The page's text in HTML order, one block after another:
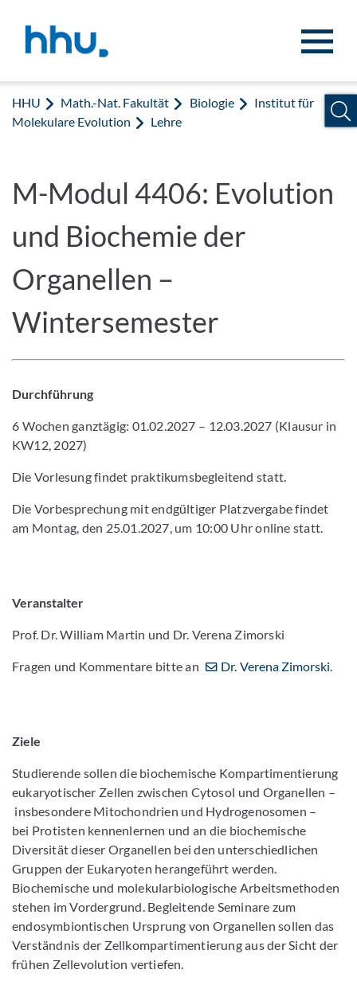
HHU Math.-Nat. Fakultät Biologie
Institut für
Molekulare Evolution
Lehre
M-Modul 4406: Evolution
und Biochemie der
Organellen –
Wintersemester
Durchführung
6 Wochen ganztägig: 01.02.2027 – 12.03.2027 (Klausur in
KW12, 2027)
Die Vorlesung findet praktikumsbegleitend statt.
Die Vorbesprechung mit endgültiger Platzvergabe findet
am Montag, den 25.01.2027, um 10:00 Uhr online statt.
Veranstalter
Prof. Dr. William Martin und Dr. Verena Zimorski
Fragen und Kommentare bitte an Dr. Verena Zimorski.
Ziele
Studierende sollen die biochemische Kompartimentierung
eukaryotischer Zellen zwischen Cytosol und Organellen –
insbesondere Mitochondrien und Hydrogenosomen –
bei Protisten kennenlernen und an die biochemische
Diversität dieser Organellen bei den unterschiedlichen
Gruppen der Eukaryoten herangeführt werden.
Biochemische und molekularbiologische Arbeitsmethoden
stehen im Vordergrund. Begleitende Seminare zum
endosymbiontischen Ursprung von Organellen sollen das
Verständnis der Zellkompartimentierung aus der Sicht der
frühen Zellevolution vertiefen.